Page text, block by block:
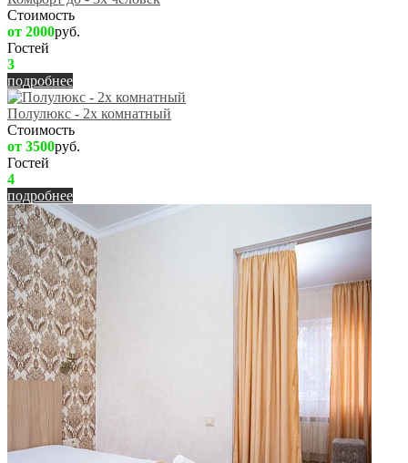
Стоимость
от 2000руб.
Гостей
3
подробнее
Полулюкс - 2х комнатный
Стоимость
от 3500руб.
Гостей
4
подробнее